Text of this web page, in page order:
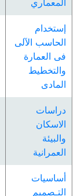
المعماري
إستخدام
الحاسب الآلى
فى العمارة
والتخطيط
المادى
دراسات
الاسكان
والبيئة
العمرانية
أساسيات
التـصميم